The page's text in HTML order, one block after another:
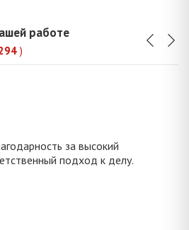
работе
)
за высокий
подход к делу.